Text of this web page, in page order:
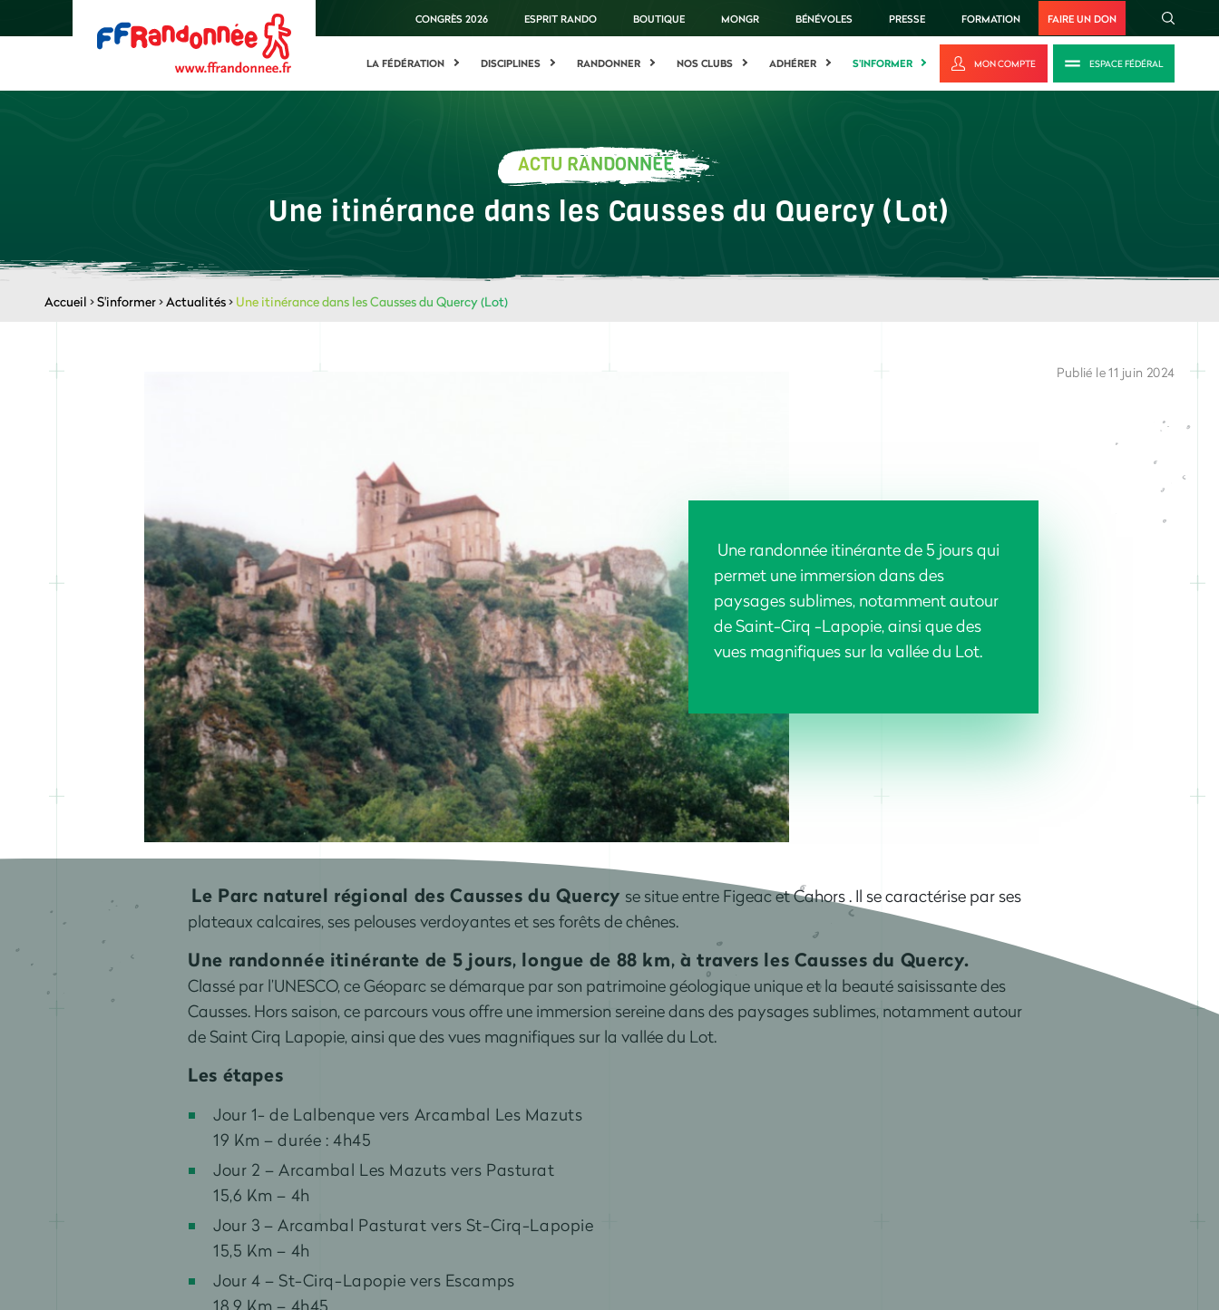
CONGRÈS 2026 ESPRIT RANDO BOUTIQUE MONGR BÉNÉVOLES PRESSE FORMATION FAIRE UN DON
LA FÉDÉRATION DISCIPLINES RANDONNER NOS CLUBS ADHÉRER S'INFORMER MON COMPTE ESPACE FÉDÉRAL
ACTU RANDONNÉE
Une itinérance dans les Causses du Quercy (Lot)
Accueil >S'informer>Actualités> Une itinérance dans les Causses du Quercy (Lot)
Une randonnée itinérante de 5 jours qui
permet une immersion dans des
paysages sublimes, notamment autour
de Saint-Cirq -Lapopie, ainsi que des
vues magnifiques sur la vallée du Lot.
Publié le 11 juin 2024
Le Parc naturel régional des Causses du Quercy se situe entre Figeac et Cahors . Il se caractérise par ses
plateaux calcaires, ses pelouses verdoyantes et ses forêts de chênes.
Une randonnée itinérante de 5 jours, longue de 88 km, à travers les Causses du Quercy.
Classé par l’UNESCO, ce Géoparc se démarque par son patrimoine géologique unique et la beauté saisissante des
Causses. Hors saison, ce parcours vous offre une immersion sereine dans des paysages sublimes, notamment autour
de Saint Cirq Lapopie, ainsi que des vues magnifiques sur la vallée du Lot.
Les étapes
Jour 1- de Lalbenque vers Arcambal Les Mazuts
19 Km – durée : 4h45
Jour 2 – Arcambal Les Mazuts vers Pasturat
15,6 Km – 4h
Jour 3 – Arcambal Pasturat vers St-Cirq-Lapopie
15,5 Km – 4h
Jour 4 – St-Cirq-Lapopie vers Escamps
18,9 Km – 4h45